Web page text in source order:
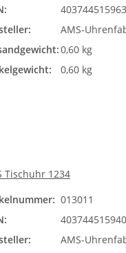
AMS-
0,60 kg
0,60 kg
Tischuhr 1234
013011
AMS-